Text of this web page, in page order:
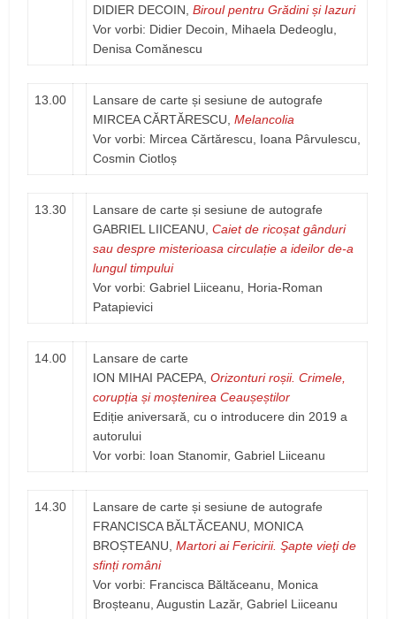
DIDIER DECOIN,Biroul pentru Grădini și Iazuri
Vor vorbi: Didier Decoin, Mihaela Dedeoglu,
Denisa Comănescu
13.00
Lansare de carte și sesiune de autografe
MIRCEA CĂRTĂRESCU,Melancolia
Vor vorbi: Mircea Cărtărescu, Ioana Pârvulescu,
Cosmin Ciotloș
13.30
Lansare de carte și sesiune de autografe
GABRIEL LIICEANU,Caiet de ricoșat gânduri
sau despre misterioasa circulație a ideilor de-a
lungul timpului
Vor vorbi: Gabriel Liiceanu, Horia-Roman
Patapievici
14.00
Lansare de carte
ION MIHAI PACEPA,Orizonturi roșii. Crimele,
corupția și moștenirea Ceaușeștilor
Ediție aniversară, cu o introducere din 2019 a
autorului
Vor vorbi: Ioan Stanomir, Gabriel Liiceanu
14.30
Lansare de carte și sesiune de autografe
FRANCISCA BĂLTĂCEANU, MONICA
BROȘTEANU,Martori ai Fericirii. Şapte vieţi de
sfinți români
Vor vorbi: Francisca Băltăceanu, Monica
Broșteanu, Augustin Lazăr, Gabriel Liiceanu